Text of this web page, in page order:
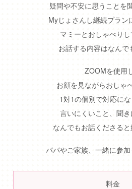
疑問や不安に思うことを
Myじょさんし継続プラン
マミーとおしゃべりし
お話する内容はなんで
ZOOMを使用
お顔を見ながらおしゃ
1対1の個別で対応に
言いにくいこと、聞き
なんでもお話くださると
パパやご家族、一緒に参加
料金